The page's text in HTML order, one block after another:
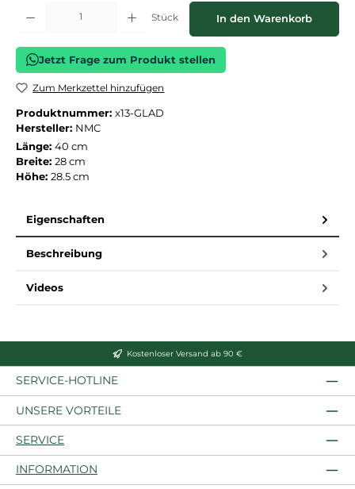
Produkt Anzahl: Gib den gewünschten Wert ein oder benutze die
Stück In den Warenkorb
Jetzt Frage zum Produkt stellen
Zum Merkzettel hinzufügen
Produktnummer: x13-GLAD
Hersteller: NMC
Länge: 40 cm
Breite: 28 cm
Höhe: 28.5 cm
Eigenschaften
Beschreibung
Videos
Kostenloser Versand ab 90 €
SERVICE-HOTLINE
UNSERE VORTEILE
SERVICE
INFORMATION